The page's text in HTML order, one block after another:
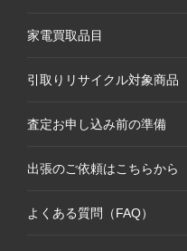
家電買取品目
引取りリサイクル対象商品
査定お申し込み前の準備
出張のご依頼はこちらから
よくある質問（FAQ）